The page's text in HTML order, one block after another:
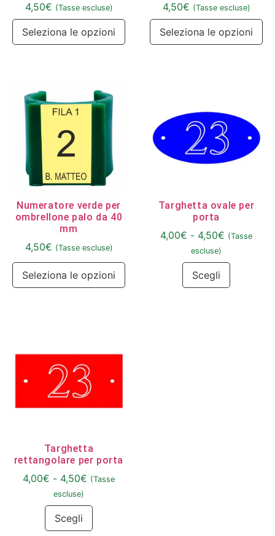
4,50€ (Tasse escluse)
Seleziona le opzioni
4,50€ (Tasse escluse)
Seleziona le opzioni
Numeratore verde per
ombrellone palo da 40
mm
4,50€ (Tasse escluse)
Seleziona le opzioni
Targhetta ovale per
porta
4,00€ - 4,50€ (Tasse
escluse)
Scegli
Targhetta
rettangolare per porta
4,00€ - 4,50€ (Tasse
escluse)
Scegli